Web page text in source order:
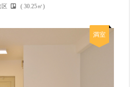
( 30.25㎡)
満室